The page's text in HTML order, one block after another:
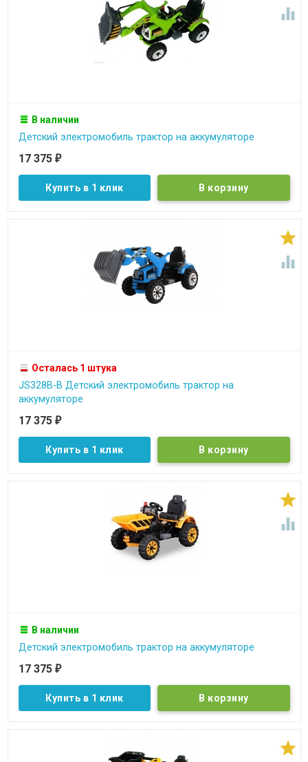

В наличии
Детский электромобиль трактор на аккумуляторе
17 375 ₽
Купить в 1 клик


Осталась 1 штука
JS328B-B Детский электромобиль трактор на
аккумуляторе
17 375 ₽
Купить в 1 клик


В наличии
Детский электромобиль трактор на аккумуляторе
17 375 ₽
Купить в 1 клик
